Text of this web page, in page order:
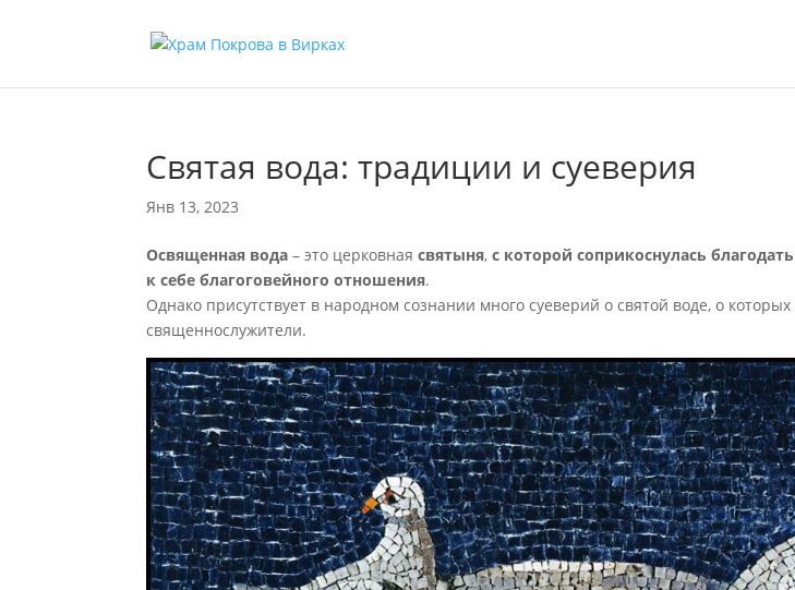
Святая вода: традиции и суеверия
Янв 13, 2023
Освященная вода – это церковнаясвятыня,с которой соприкоснулась
к себе благоговейного отношения.
Однако присутствует в народном сознании много суеверий о святой воде, о которых
священнослужители.